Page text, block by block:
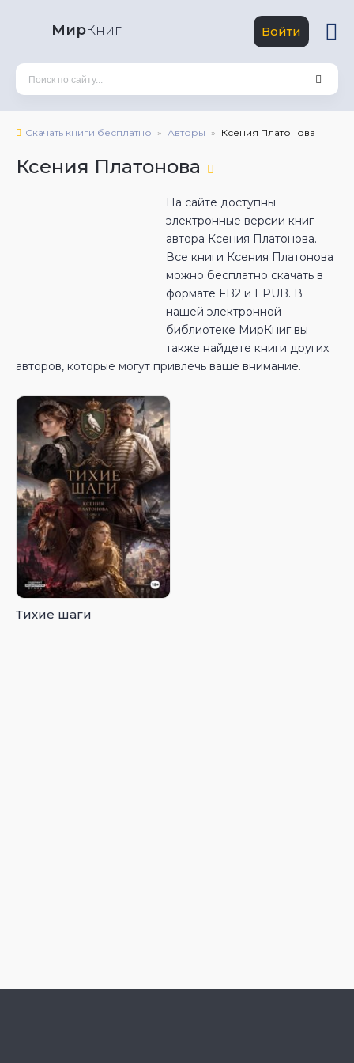
МирКниг Войти
Скачать книги бесплатно Авторы Ксения Платонова
Ксения Платонова
На сайте доступны
электронные версии книг
автора Ксения Платонова.
Все книги Ксения Платонова
можно бесплатно скачать в
формате FB2 и EPUB. В
нашей электронной
библиотеке МирКниг вы
также найдете книги других
авторов, которые могут привлечь ваше внимание.
Тихие шаги